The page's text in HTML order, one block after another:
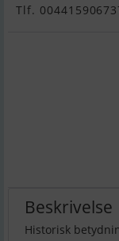
Tlf.
Beskrivelse
Historisk